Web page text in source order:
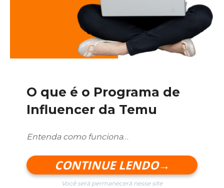
O que é o Programa de
Influencer da Temu
Entenda como funciona…
CONTINUE LENDO→
Você será permanecerá nesse site